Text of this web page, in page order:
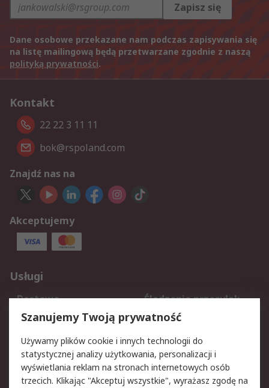
Zapisz się
Dane osobowe przekazane nam podczas zapisywania się
na listę mailingową będą przetwarzane zgodnie z naszą
polityką prywatności.
Kontakt
22 22 3 11 11
bok@rspoland.com
Znajdź nas na
Akceptujemy
Usługi
Dostawa
Śledzenie przesyłek
Reklamacje i zwroty
Rejestracja
Aspekty prawne
Szanujemy Twoją prywatność
Używamy plików cookie i innych technologii do
statystycznej analizy użytkowania, personalizacji i
wyświetlania reklam na stronach internetowych osób
trzecich. Klikając "Akceptuj wszystkie", wyrażasz zgodę na